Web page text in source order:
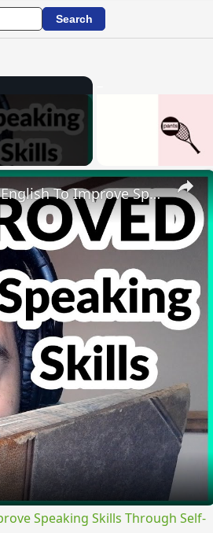
×
HOW I IMPROVED MY ENGLISH SKILLS | Learning English To Improve Speaking Skills Through Self-study
Speaking Skills Through Self-